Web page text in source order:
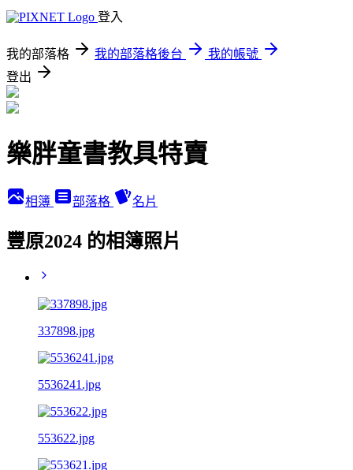
登入
我的部落格 我的部落格後台
我的帳號
登出
樂胖童書教具特賣
相簿 部落格 名片
豐原2024 的相簿照片
337898.jpg
5536241.jpg
553622.jpg